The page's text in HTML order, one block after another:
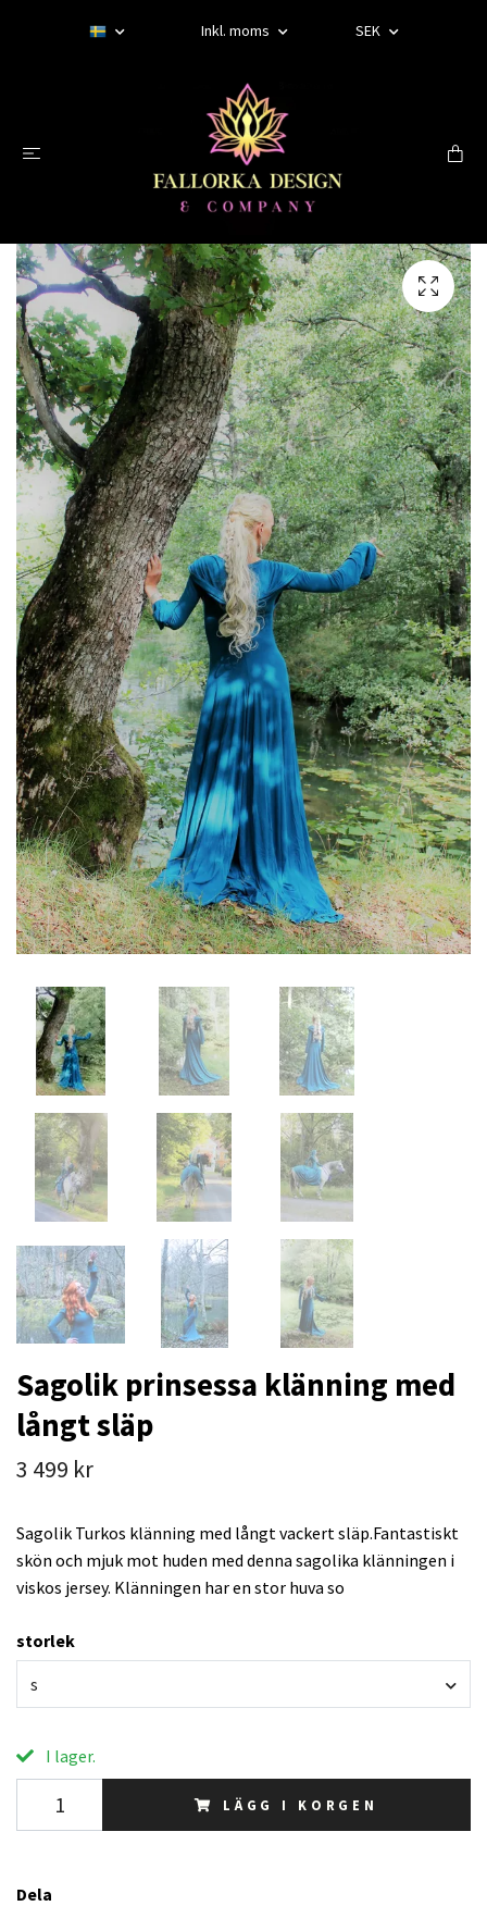
Inkl. moms SEK
Sagolik prinsessa klänning med
långt släp
3 499 kr
Sagolik Turkos klänning med långt vackert släp.Fantastiskt
skön och mjuk mot huden med denna sagolika klänningen i
viskos jersey. Klänningen har en stor huva so
storlek
s
I lager.
LÄGG I KORGEN
Dela